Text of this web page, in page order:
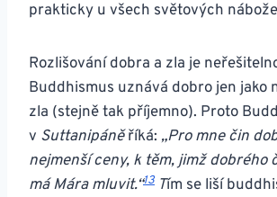
prakticky u všech světových
Rozlišování dobra a zla je
Buddhismus uznává dobro jen jako
zla (stejně tak příjemno). Proto
v Suttanipáněříká: „Pro mne čin
nejmenší ceny, k těm, jimž dobrého
má Mára mluvit.“13 Tím se liší